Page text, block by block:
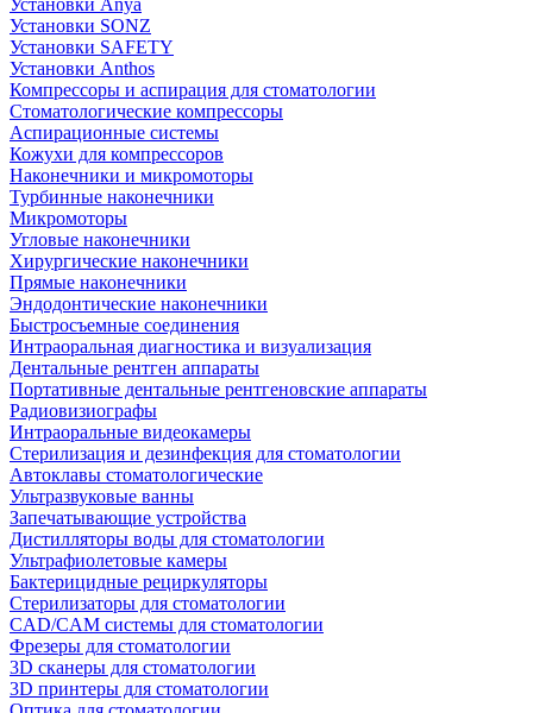
Установки Anya
Установки SONZ
Установки SAFETY
Установки Anthos
Компрессоры и аспирация для стоматологии
Стоматологические компрессоры
Аспирационные системы
Кожухи для компрессоров
Наконечники и микромоторы
Турбинные наконечники
Микромоторы
Угловые наконечники
Хирургические наконечники
Прямые наконечники
Эндодонтические наконечники
Быстросъемные соединения
Интраоральная диагностика и визуализация
Дентальные рентген аппараты
Портативные дентальные рентгеновские аппараты
Радиовизиографы
Интраоральные видеокамеры
Стерилизация и дезинфекция для стоматологии
Автоклавы стоматологические
Ультразвуковые ванны
Запечатывающие устройства
Дистилляторы воды для стоматологии
Ультрафиолетовые камеры
Бактерицидные рециркуляторы
Стерилизаторы для стоматологии
CAD/CAM системы для стоматологии
Фрезеры для стоматологии
3D cканеры для стоматологии
3D принтеры для стоматологии